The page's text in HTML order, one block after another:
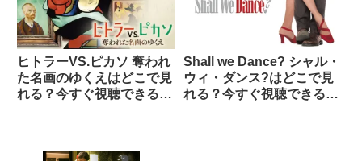
ヒトラーVS.ピカソ 奪われ
た名画のゆくえはどこで見
れる？今すぐ視聴できる動
Shall we Dance? シャル・
ウィ・ダンス?はどこで見
れる？今すぐ視聴できる動